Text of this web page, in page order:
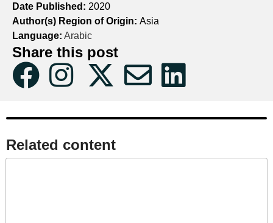
Date Published: 2020
Author(s) Region of Origin: Asia
Language: Arabic
Share this post
Related content​